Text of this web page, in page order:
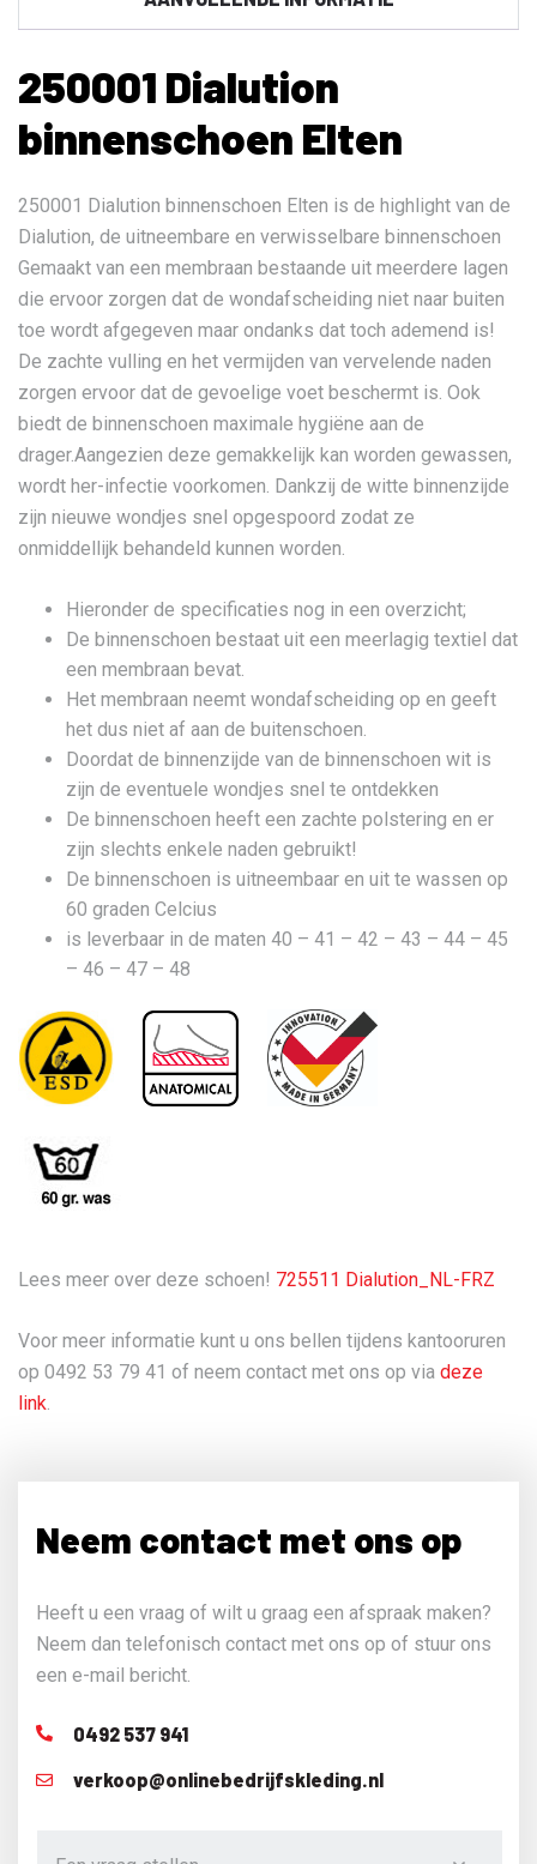
250001 Dialution
binnenschoen Elten
250001 Dialution binnenschoen Elten is de highlight van de
Dialution, de uitneembare en verwisselbare binnenschoen
Gemaakt van een membraan bestaande uit meerdere lagen
die ervoor zorgen dat de wondafscheiding niet naar buiten
toe wordt afgegeven maar ondanks dat toch ademend is!
De zachte vulling en het vermijden van vervelende naden
zorgen ervoor dat de gevoelige voet beschermt is. Ook
biedt de binnenschoen maximale hygiëne aan de
drager.Aangezien deze gemakkelijk kan worden gewassen,
wordt her-infectie voorkomen. Dankzij de witte binnenzijde
zijn nieuwe wondjes snel opgespoord zodat ze
onmiddellijk behandeld kunnen worden.
Hieronder de specificaties nog in een overzicht;
De binnenschoen bestaat uit een meerlagig textiel dat
een membraan bevat.
Het membraan neemt wondafscheiding op en geeft
het dus niet af aan de buitenschoen.
Doordat de binnenzijde van de binnenschoen wit is
zijn de eventuele wondjes snel te ontdekken
De binnenschoen heeft een zachte polstering en er
zijn slechts enkele naden gebruikt!
De binnenschoen is uitneembaar en uit te wassen op
60 graden Celcius
is leverbaar in de maten 40 – 41 – 42 – 43 – 44 – 45
– 46 – 47 – 48
Lees meer over deze schoen! 725511 Dialution_NL-FRZ
Voor meer informatie kunt u ons bellen tijdens kantooruren
op 0492 53 79 41 of neem contact met ons op via deze
link
Neem contact met ons op
Heeft u een vraag of wilt u graag een afspraak maken?
Neem dan telefonisch contact met ons op of stuur ons
een e-mail bericht.
0492 537 941
verkoop@onlinebedrijfskleding.nl